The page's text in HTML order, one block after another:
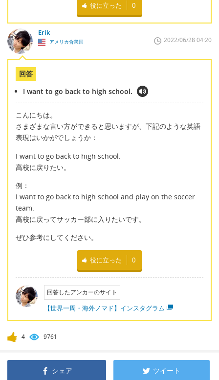
役に立った 0
Erik
アメリカ合衆国 2022/06/28 04:20
回答
I want to go back to high school.
こんにちは。
さまざまな言い方ができると思いますが、下記のような英語
表現はいかがでしょうか：
I want to go back to high school.
高校に戻りたい。
例：
I want to go back to high school and play on the soccer
team.
高校に戻ってサッカー部に入りたいです。
ぜひ参考にしてください。
役に立った 0
回答したアンカーのサイト
【世界一周・海外ノマド】インスタグラム
4 9761
シェア ツイート